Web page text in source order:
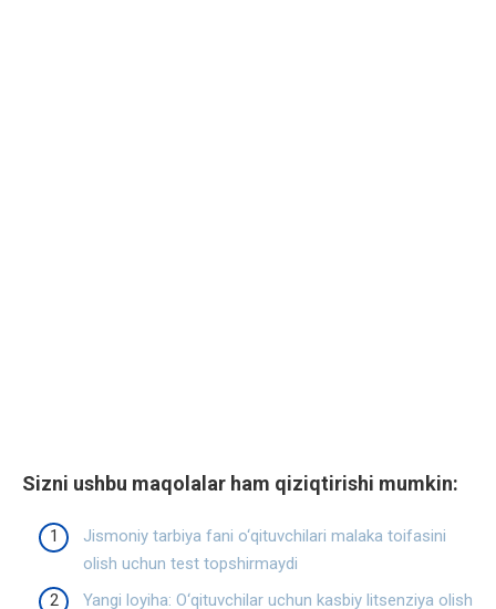
Sizni ushbu maqolalar ham qiziqtirishi mumkin:
Jismoniy tarbiya fani o‘qituvchilari malaka toifasini
olish uchun test topshirmaydi
Yangi loyiha: O‘qituvchilar uchun kasbiy litsenziya olish